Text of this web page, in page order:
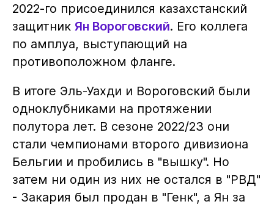
2022-го присоединился казахстанский
защитник Ян Вороговский. Его коллега
по амплуа, выступающий на
противоположном фланге.
В итоге Эль-Уахди и Вороговский были
одноклубниками на протяжении
полутора лет. В сезоне 2022/23 они
стали чемпионами второго дивизиона
Бельгии и пробились в "вышку". Но
затем ни один из них не остался в "РВД"
- Закария был продан в "Генк", а Ян за